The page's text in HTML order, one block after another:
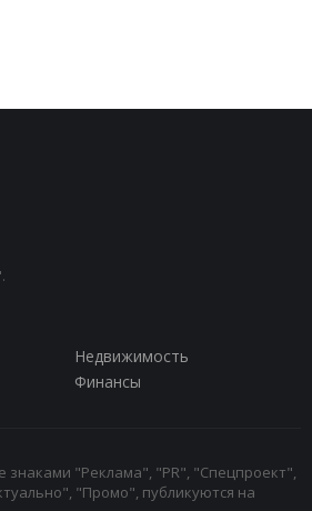
Недвижимость
Финансы
"Реклама", "PR", "Спецпроект",
"Промо", публикуются на